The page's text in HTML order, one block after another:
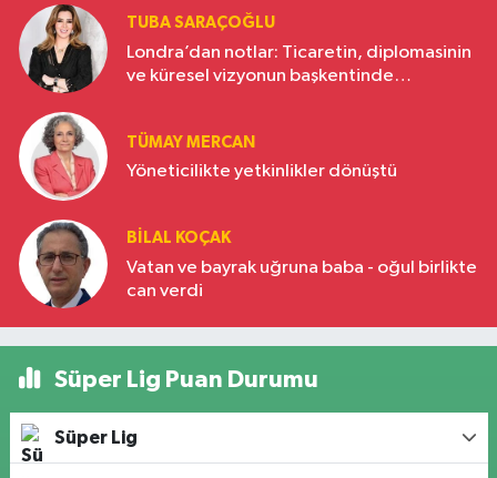
TUBA SARAÇOĞLU
Londra’dan notlar: Ticaretin, diplomasinin
ve küresel vizyonun başkentinde
TÜMAY MERCAN
Yöneticilikte yetkinlikler dönüştü
BILAL KOÇAK
Vatan ve bayrak uğruna baba - oğul birlikte
can verdi
Süper Lig Puan Durumu
Süper Lig